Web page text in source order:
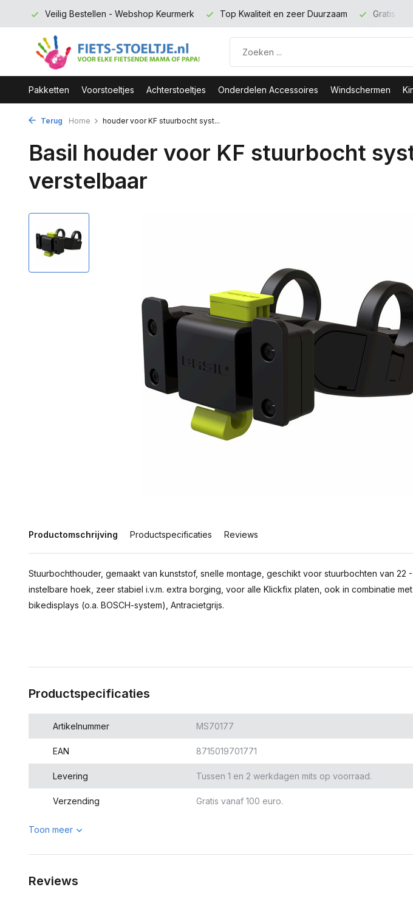
Veilig Bestellen - Webshop Keurmerk Top Kwaliteit en zeer Duurzaam Gratis
Pakketten Voorstoeltjes Achterstoeltjes Onderdelen Accessoires Windschermen
Terug Home houder voor KF stuurbocht syst...
Basil houder voor KF stuurbocht
verstelbaar
Productomschrijving Productspecificaties Reviews
Stuurbochthouder, gemaakt van kunststof, snelle montage, geschikt voor stuurbochten van 22 -
instelbare hoek, zeer stabiel i.v.m. extra borging, voor alle Klickfix platen, ook in combinatie met
bikedisplays (o.a. BOSCH-system), Antracietgrijs.
Productspecificaties
Artikelnummer MS70177
EAN 8715019701771
Levering Tussen 1 en 2 werkdagen mits op voorraad.
Verzending Gratis vanaf 100 euro.
Toon meer
Reviews